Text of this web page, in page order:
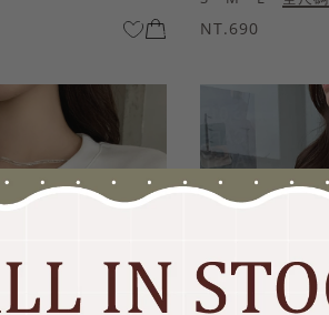
NT.690